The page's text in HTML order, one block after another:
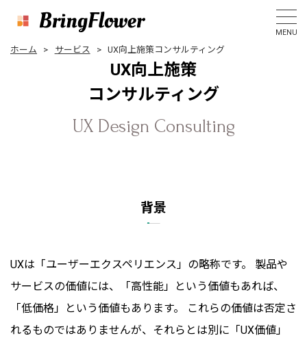
MENU
ホーム サービス UX向上施策コンサルティング
UX向上施策
コ ンサルティ ング
UX Design Consulting
背景
UXは「ユーザーエクスペリエンス」の略称です。 製品や
サービスの価値には、「高性能」という価値もあれば、
「低価格」という価値もあります。 これらの価値は否定さ
れるものではありませんが、それらとは別に「UX価値」